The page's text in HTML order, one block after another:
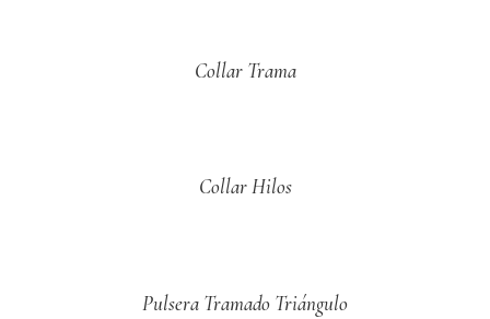
Collar Trama
Collar Hilos
Pulsera Tramado Triángulo